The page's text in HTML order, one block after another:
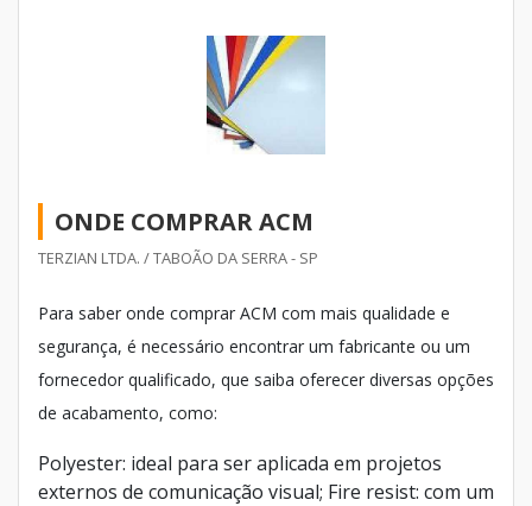
ONDE COMPRAR ACM
TERZIAN LTDA. / TABOÃO DA SERRA - SP
Para saber onde comprar ACM com mais qualidade e
segurança, é necessário encontrar um fabricante ou um
fornecedor qualificado, que saiba oferecer diversas opções
de acabamento, como:
Polyester: ideal para ser aplicada em projetos
externos de comunicação visual; Fire resist: com um